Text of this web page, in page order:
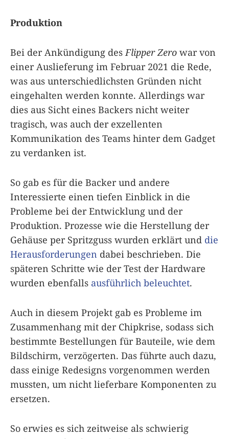
Produktion
Bei der Ankündigung desFlipper Zero war von
einer Auslieferung im Februar 2021 die Rede,
was aus unterschiedlichsten Gründen nicht
eingehalten werden konnte. Allerdings war
dies aus Sicht eines Backers nicht weiter
tragisch, was auch der exzellenten
Kommunikation des Teams hinter dem Gadget
zu verdanken ist.
So gab es für die Backer und andere
Interessierte einen tiefen Einblick in die
Probleme bei der Entwicklung und der
Produktion. Prozesse wie die Herstellung der
Gehäuse per Spritzguss wurden erklärt und die
Herausforderungen dabei beschrieben. Die
späteren Schritte wie der Test der Hardware
wurden ebenfalls ausführlich beleuchtet.
Auch in diesem Projekt gab es Probleme im
Zusammenhang mit der Chipkrise, sodass sich
bestimmte Bestellungen für Bauteile, wie dem
Bildschirm, verzögerten. Das führte auch dazu,
dass einige Redesigns vorgenommen werden
mussten, um nicht lieferbare Komponenten zu
ersetzen.
So erwies es sich zeitweise als schwierig